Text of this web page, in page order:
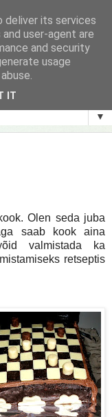
▼
Olen seda juba
saab kook aina
valmistada ka
retseptis
deliver its services
user-agent are
and security
usage
IT